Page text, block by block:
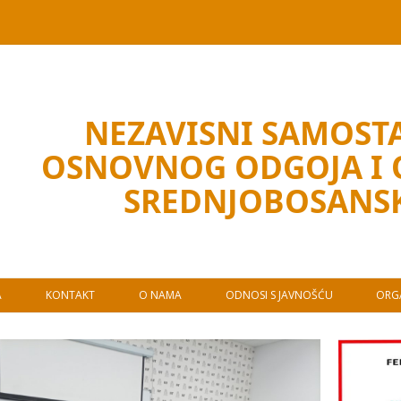
NEZAVISNI
OSNOVNOG ODGOJA I
KONTAKT O NAMA ODNOSI S JAVNOŠĆU